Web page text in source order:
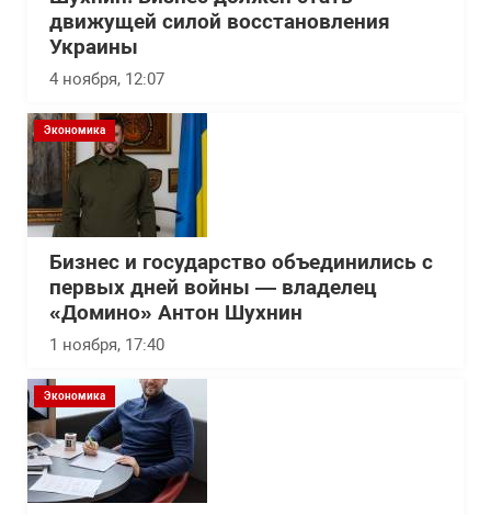
движущей силой восстановления
Украины
4 ноября, 12:07
Экономика
Бизнес и государство объединились с
первых дней войны — владелец
«Домино» Антон Шухнин
1 ноября, 17:40
Экономика